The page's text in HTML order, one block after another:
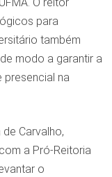
O reitor
para
também
modo a garantir a
na
Carvalho,
a Pró-Reitoria
o